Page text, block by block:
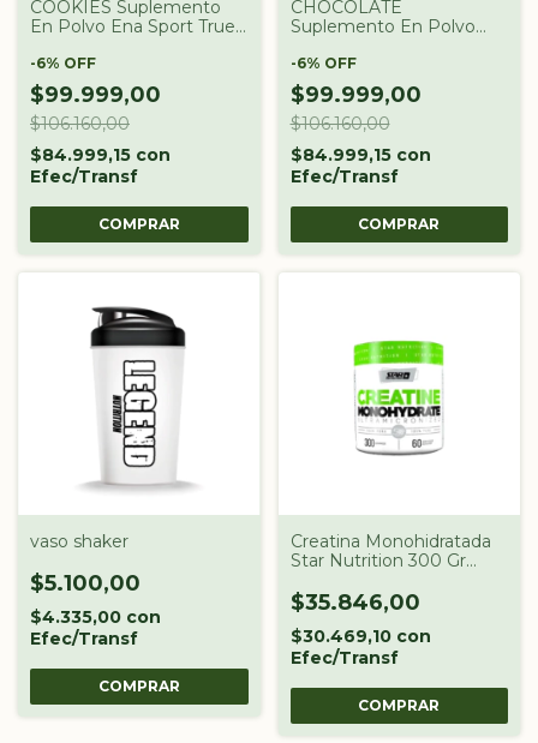
COOKIES Suplemento
En Polvo Ena Sport True
Rich En Pote De 930g
-6% OFF
$99.999,00
$106.160,00
$84.999,15 con
Efec/Transf
CHOCOLATE
Suplemento En Polvo
Proteínas Double Rich En
Pote De 930g
-6% OFF
$99.999,00
$106.160,00
$84.999,15 con
Efec/Transf
vaso shaker
$5.100,00
$4.335,00 con
Efec/Transf
Creatina Monohidratada
Star Nutrition 300 Gr
$35.846,00
$30.469,10 con
Efec/Transf